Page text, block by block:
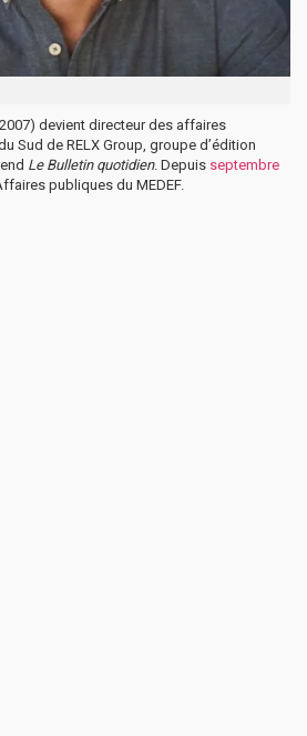
devient directeur des affaires
Sud de RELX Group, groupe d’édition
Le Bulletin quotidien. Depuis septembre
publiques du MEDEF.